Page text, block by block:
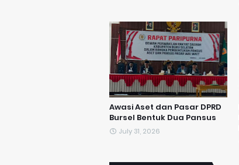
Awasi Aset dan Pasar DPRD
Bursel Bentuk Dua Pansus
July 31, 2026